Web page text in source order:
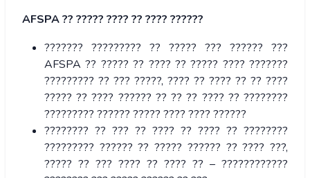
AFSPA ?? ????? ???? ?? ???? ??????
??????? ????????? ?? ????? ??? ?????? ???
AFSPA ?? ????? ?? ???? ?? ????? ???? ???????
????????? ?? ??? ?????, ???? ?? ???? ?? ?? ????
????? ?? ???? ?????? ?? ?? ?? ???? ?? ????????
????????? ?????? ????? ???? ???? ??????
???????? ?? ??? ?? ???? ?? ???? ?? ????????
????????? ?????? ?? ????? ?????? ?? ???? ???,
????? ?? ??? ???? ?? ???? ?? – ????????????